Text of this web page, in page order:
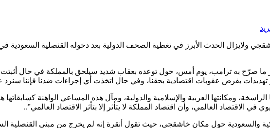
ولايزال الحدث الأبرز في تغطية الصحف الدولية بعد دخوله القنصلية السعودية في
ما صرّح به ترامب، يوم أمس، حول توعده بعقاب شديد سيلحق بالمملكة في حال
بفرض عقوبات اقتصادية بحقنا، وفي حال اتخذت أي إجراءات ضدنا فإننا سنرد
ومكانتها العربية والإسلامية والدولية، ومآل هذه المساعي الواهنة كسابقاتها
الاقتصاد العالمي، وأن اقتصاد المملكة لا يتأثر إلا بتأثر الاقتصاد العالمي”..
والسعودية حول مكان خاشقجي، حيث تقول أنقرة إنه لم يخرج من مبنى القنصلية